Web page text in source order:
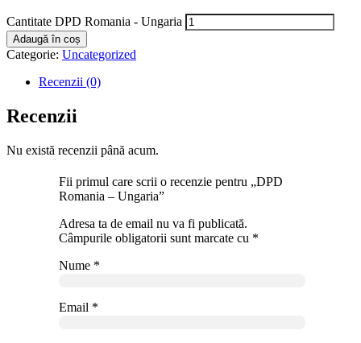
Cantitate DPD Romania - Ungaria
Adaugă în coș
Categorie: Uncategorized
Recenzii (0)
Recenzii
Nu există recenzii până acum.
Fii primul care scrii o recenzie pentru „DPD
Romania – Ungaria”
Adresa ta de email nu va fi publicată.
Câmpurile obligatorii sunt marcate cu *
Nume *
Email *